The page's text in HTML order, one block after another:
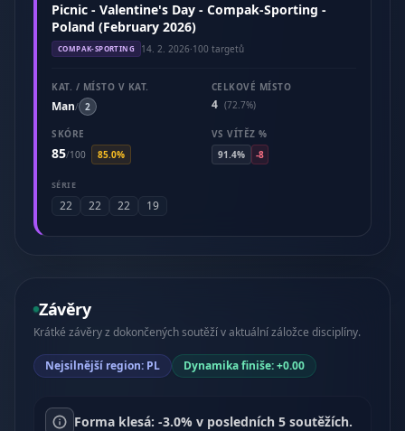
Picnic - Valentine's Day - Compak-Sporting -
Poland (February 2026)
COMPAK-SPORTING 14. 2. 2026·100 targetů
KAT. / MÍSTO V KAT.
Man/ 2
CELKOVÉ MÍSTO
4 (72.7%)
SKÓRE
85/100 85.0%
VS VÍTĚZ %
91.4%
-8
SÉRIE
22 22 22 19
Závěry
Krátké závěry z dokončených soutěží v aktuální záložce disciplíny.
Nejsilnější region: PL Dynamika finiše: +0.00
Forma klesá: -3.0% v posledních 5 soutěžích.